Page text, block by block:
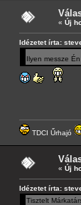
« Új
Idézetet írta:
Ilyen messze
TDCI Űrhajó
« Új
Idézetet írta:
Tisztelt